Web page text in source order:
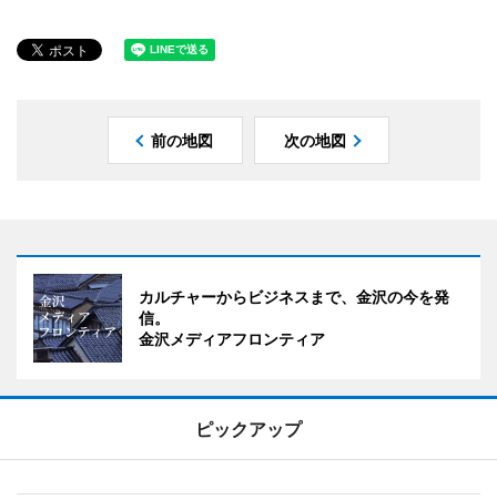
前の地図 次の地図
カルチャーからビジネスまで、金沢の今を発
信。
金沢メディアフロンティア
ピックアップ